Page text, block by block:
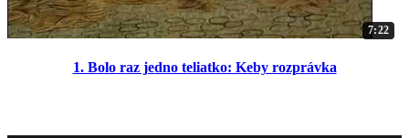
7:22
1. Bolo raz jedno teliatko: Keby rozprávka